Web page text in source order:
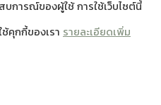
บการณ์ของผู้ใช้ การใช้เว็บไซต์นี้
ช้คุกกี้ของเรา รายละเอียดเพิ่ม